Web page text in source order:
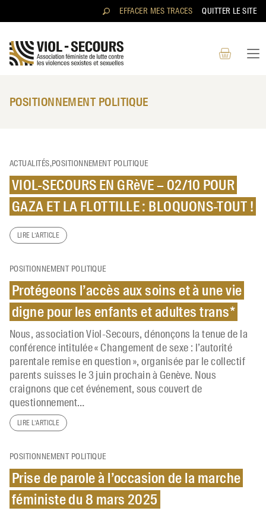
Aller au contenu directement EFFACER MES TRACES QUITTER LE SITE
POSITIONNEMENT POLITIQUE
ACTUALITÉS,POSITIONNEMENT POLITIQUE
VIOL-SECOURS EN GRèVE – 02/10 POUR
GAZA ET LA FLOTTILLE : BLOQUONS-TOUT !
LIRE L’ARTICLE
POSITIONNEMENT POLITIQUE
Protégeons l’accès aux soins et à une vie
digne pour les enfants et adultes trans*
Nous, association Viol-Secours, dénonçons la tenue de la
conférence intitulée « Changement de sexe : l’autorité
parentale remise en question », organisée par le collectif
parents suisses le 3 juin prochain à Genève. Nous
craignons que cet événement, sous couvert de
questionnement…
LIRE L’ARTICLE
POSITIONNEMENT POLITIQUE
Prise de parole à l’occasion de la marche
féministe du 8 mars 2025